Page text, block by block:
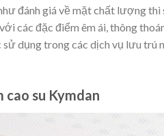
đánh giá về mặt chất lượng thì
các đặc điểm êm ái, thông
dụng trong các dịch vụ lưu trú
cao su Kymdan